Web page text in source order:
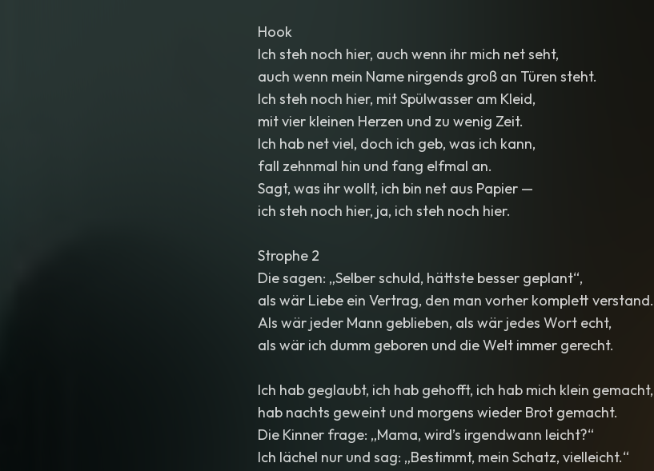
Hook
Ich steh noch hier, auch wenn ihr mich net seht,
auch wenn mein Name nirgends groß an Türen steht.
Ich steh noch hier, mit Spülwasser am Kleid,
mit vier kleinen Herzen und zu wenig Zeit.
Ich hab net viel, doch ich geb, was ich kann,
fall zehnmal hin und fang elfmal an.
Sagt, was ihr wollt, ich bin net aus Papier —
ich steh noch hier, ja, ich steh noch hier.
Strophe 2
Die sagen: „Selber schuld, hättste besser geplant“,
als wär Liebe ein Vertrag, den man vorher komplett verstand.
Als wär jeder Mann geblieben, als wär jedes Wort echt,
als wär ich dumm geboren und die Welt immer gerecht.
Ich hab geglaubt, ich hab gehofft, ich hab mich klein gemacht,
hab nachts geweint und morgens wieder Brot gemacht.
Die Kinner frage: „Mama, wird’s irgendwann leicht?“
Ich lächel nur und sag: „Bestimmt, mein Schatz, vielleicht.“